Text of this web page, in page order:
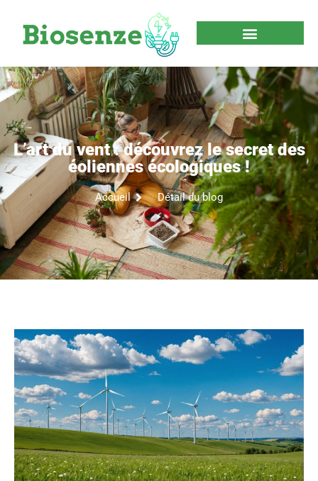
L’art du vent : découvrez le secret des
éoliennes écologiques !
Accueil Détail du blog